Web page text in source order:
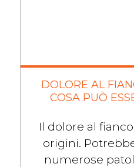
DOLORE AL
COSA PUÒ
Il dolore al
origini.
numerose